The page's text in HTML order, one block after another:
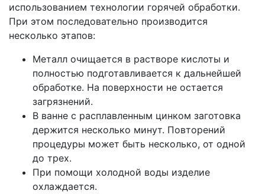
использованием технологии горячей обработки.
При этом последовательно производится
несколько этапов:
Металл очищается в растворе кислоты и
полностью подготавливается к дальнейшей
обработке. На поверхности не остается
загрязнений.
В ванне с расплавленным цинком заготовка
держится несколько минут. Повторений
процедуры может быть несколько, от одной
до трех.
При помощи холодной воды изделие
охлаждается.